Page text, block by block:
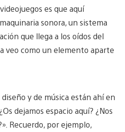
es que aquí
sonora, un sistema
que llega a los oídos del
veo como un elemento aparte
y de música están ahí en
dejamos espacio aquí? ¿Nos
Recuerdo, por ejemplo,